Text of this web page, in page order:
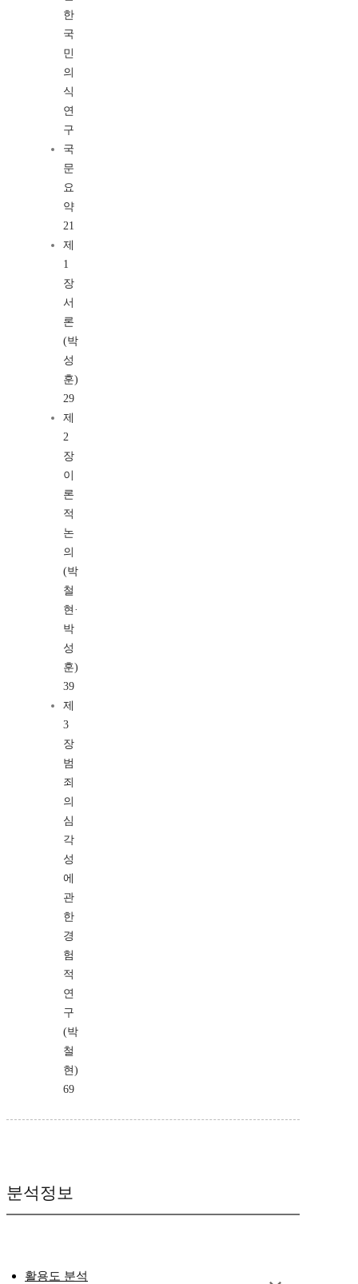
한
국
민
의
식
연
구
국
문
요
약
21
제
1
장
서
론
(박
성
훈)
29
제
2
장
이
론
적
논
의
(박
철
현·
박
성
훈)
39
제
3
장
범
죄
의
심
각
성
에
관
한
경
험
적
연
구
(박
철
현)
69
분석정보
활용도 분석